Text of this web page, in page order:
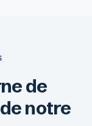
de
notre